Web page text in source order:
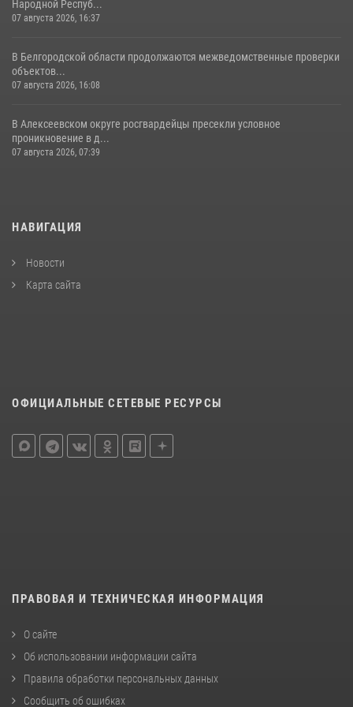
Народной Респуб...
07 августа 2026, 16:37
В Белгородской области продолжаются межведомственные проверки
объектов...
07 августа 2026, 16:08
В Алексеевском округе росгвардейцы пресекли условное
проникновение в д...
07 августа 2026, 07:39
НАВИГАЦИЯ
Новости
Карта сайта
ОФИЦИАЛЬНЫЕ СЕТЕВЫЕ РЕСУРСЫ
ПРАВОВАЯ И ТЕХНИЧЕСКАЯ ИНФОРМАЦИЯ
О сайте
Об использовании информации сайта
Правила обработки персональных данных
Сообщить об ошибках